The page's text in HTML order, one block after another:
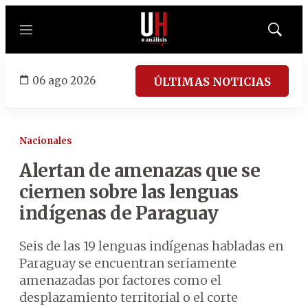
Menú
Mostrar
06 ago 2026 ÚLTIMAS NOTICIAS
Nacionales
Alertan de amenazas que se
ciernen sobre las lenguas
indígenas de Paraguay
Seis de las 19 lenguas indígenas habladas en
Paraguay se encuentran seriamente
amenazadas por factores como el
desplazamiento territorial o el corte